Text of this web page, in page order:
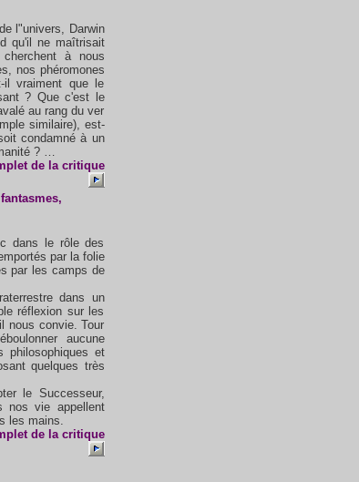
l"univers, Darwin
qu'il ne maîtrisait
à nous
nos phéromones
il vraiment que le
? Que c'est le
au rang du ver
similaire), est-
condamné à un
? …
de la critique
dans le rôle des
par la folie
par les camps de
dans un
réflexion sur les
nous convie. Tour
aucune
philosophiques et
quelques très
le Successeur,
nos vie appellent
les mains.
de la critique